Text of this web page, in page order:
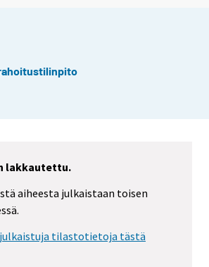
lakkautettu.
aiheesta julkaistaan toisen
julkaistuja tilastotietoja tästä